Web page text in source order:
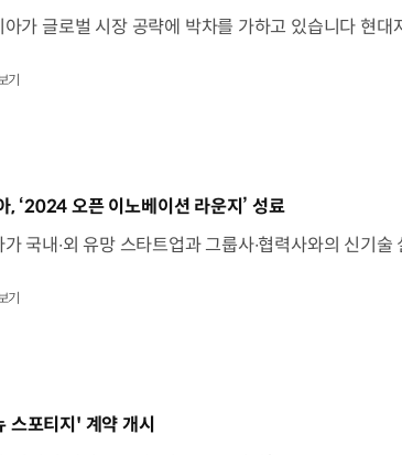
기
, ‘2024 오픈 이노베이션 라운지’ 성료
기
스포티지' 계약 개시